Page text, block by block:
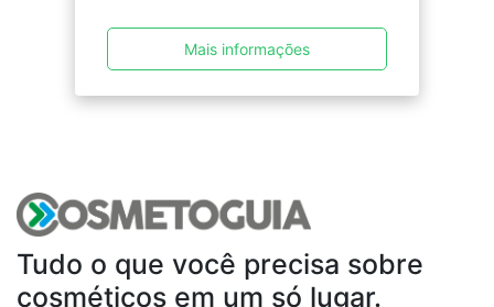
Mais informações
Tudo o que você precisa sobre
cosméticos em um só lugar.